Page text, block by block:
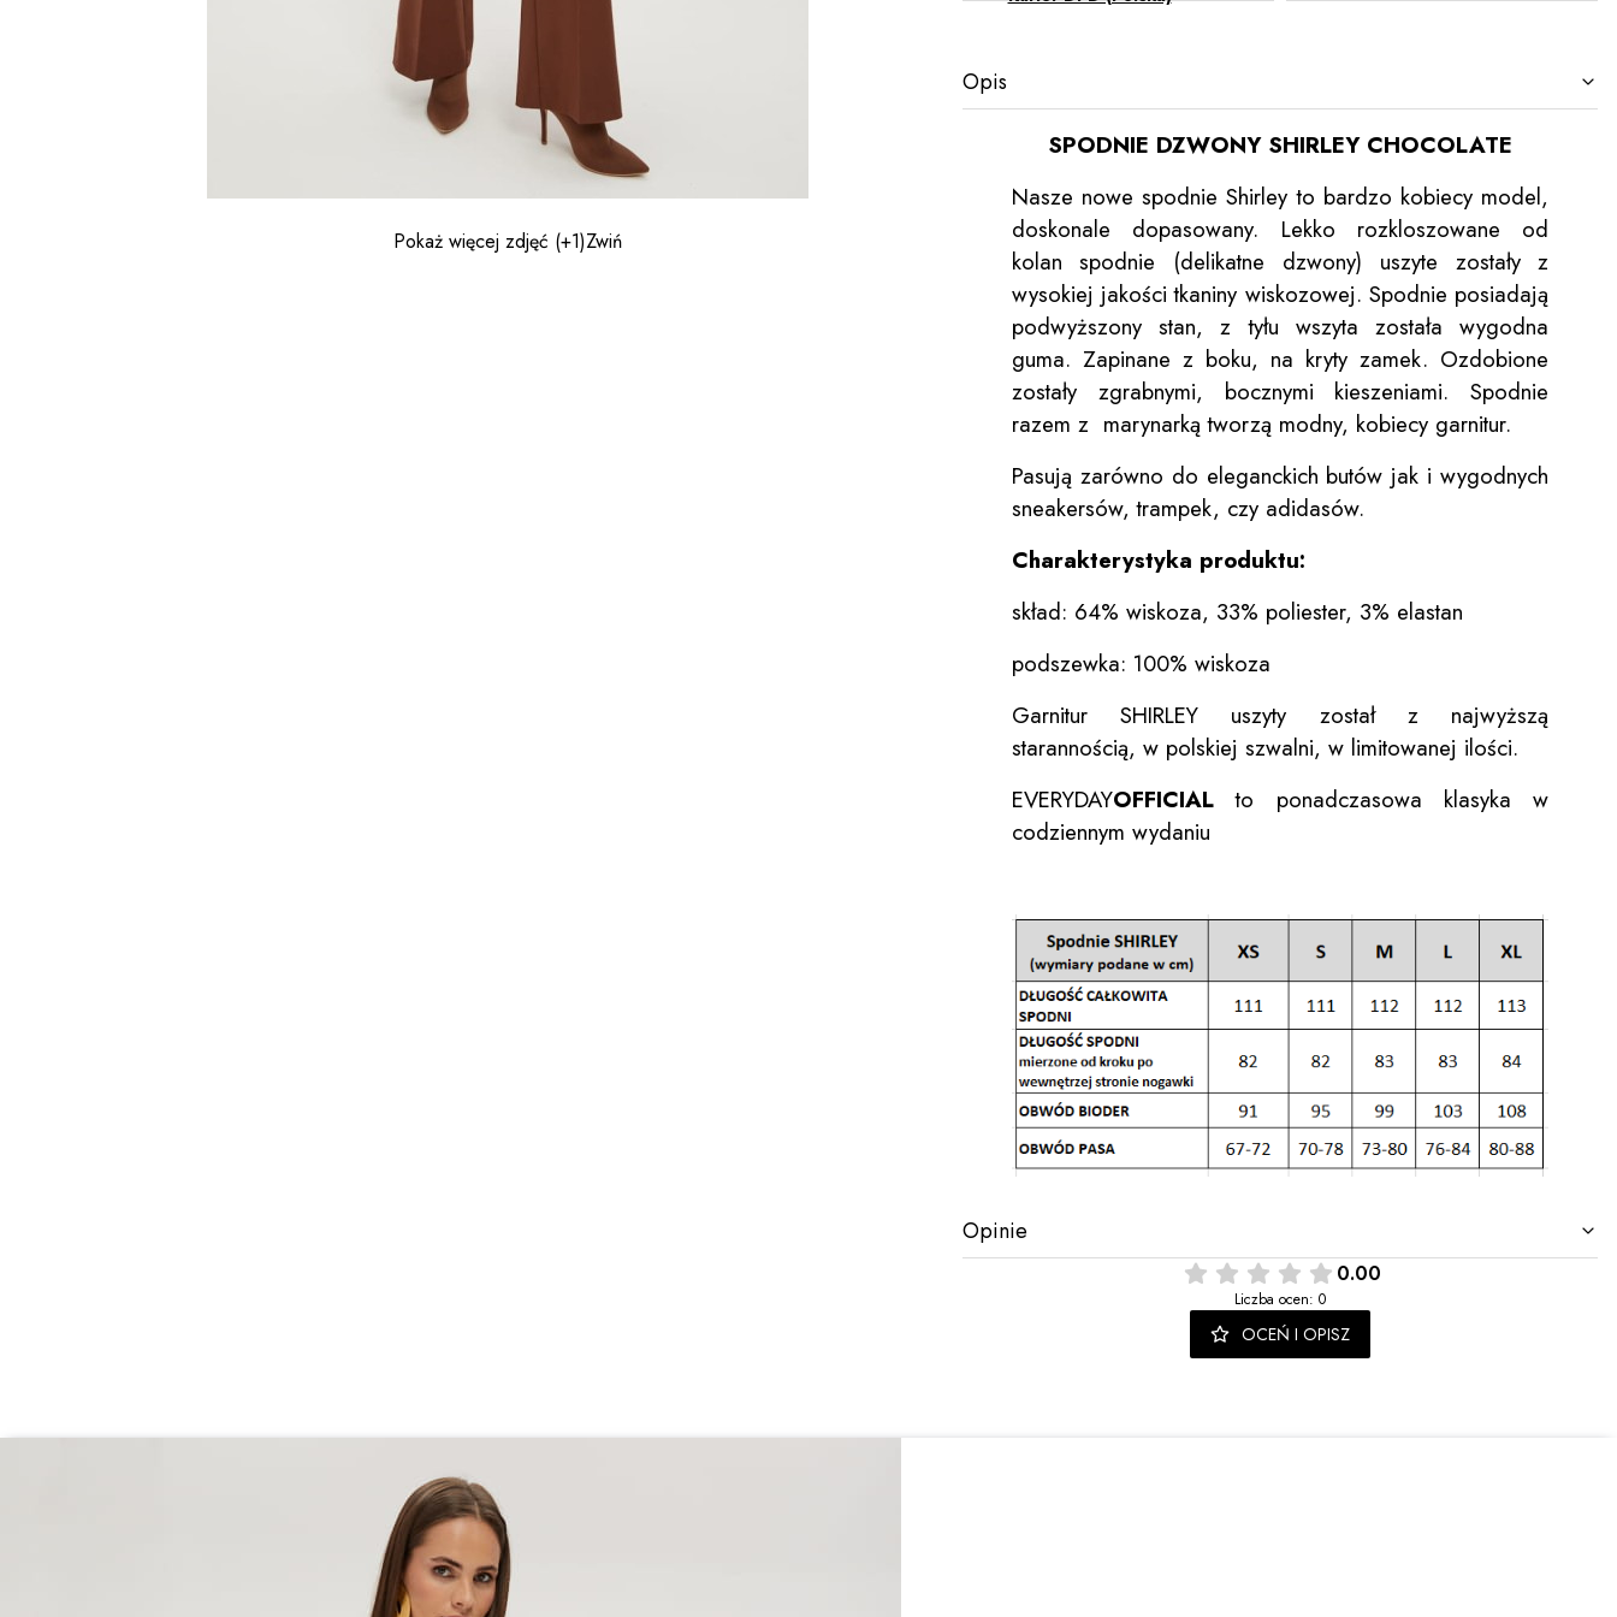
Pokaż więcej zdjęć (+1)Zwiń
Opis
SPODNIE DZWONY SHIRLEY CHOCOLATE
Nasze nowe spodnie Shirley to bardzo kobiecy model,
doskonale dopasowany. Lekko rozkloszowane od
kolan spodnie (delikatne dzwony) uszyte zostały z
wysokiej jakości tkaniny wiskozowej. Spodnie posiadają
podwyższony stan, z tyłu wszyta została wygodna
guma. Zapinane z boku, na kryty zamek. Ozdobione
zostały zgrabnymi, bocznymi kieszeniami. Spodnie
razem z marynarką tworzą modny, kobiecy garnitur.
Pasują zarówno do eleganckich butów jak i wygodnych
sneakersów, trampek, czy adidasów.
Charakterystyka produktu:
skład: 64% wiskoza, 33% poliester, 3% elastan
podszewka: 100% wiskoza
Garnitur SHIRLEY uszyty został z najwyższą
starannością, w polskiej szwalni, w limitowanej ilości.
EVERYDAYOFFICIALto ponadczasowa klasyka w
codziennym wydaniu
Opinie
0.00
Liczba ocen: 0
OCEŃ I OPISZ